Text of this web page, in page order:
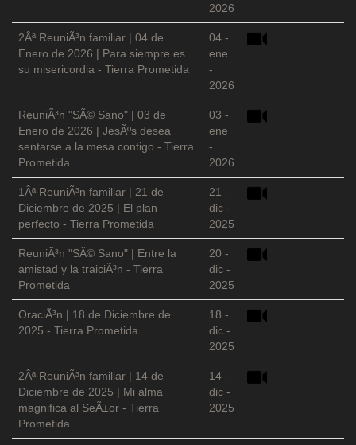
2026
2Âª ReuniÃ³n familiar | 04 de
Enero de 2026 | Para siempre es
su misericordia - Tierra Prometida
04 -
ene
-
2026
ReuniÃ³n "SÃ© Sano" | 03 de
Enero de 2026 | JesÃºs desea
sentarse a la mesa contigo - Tierra
Prometida
03 -
ene
-
2026
1Âª ReuniÃ³n familiar | 21 de
Diciembre de 2025 | El plan
perfecto - Tierra Prometida
21 -
dic -
2025
ReuniÃ³n "SÃ© Sano" | Entre la
amistad y la traiciÃ³n - Tierra
Prometida
20 -
dic -
2025
OraciÃ³n | 18 de Diciembre de
2025 - Tierra Prometida
18 -
dic -
2025
2Âª ReuniÃ³n familiar | 14 de
Diciembre de 2025 | Mi alma
magnifica al SeÃ±or - Tierra
Prometida
14 -
dic -
2025